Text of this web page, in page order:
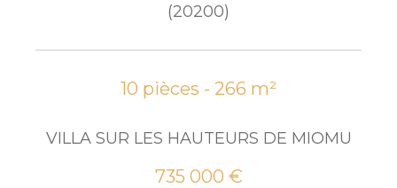
(20200)
10 pièces - 266 m²
VILLA SUR LES HAUTEURS DE MIOMU
735 000 €